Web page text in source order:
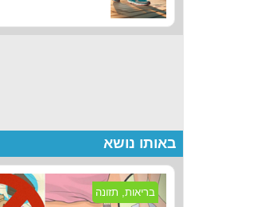
באותו נושא
בריאות, תזונה